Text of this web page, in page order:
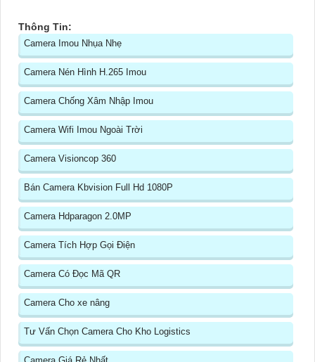
Thông Tin:
Camera Imou Nhụa Nhẹ
Camera Nén Hình H.265 Imou
Camera Chống Xâm Nhập Imou
Camera Wifi Imou Ngoài Trời
Camera Visioncop 360
Bán Camera Kbvision Full Hd 1080P
Camera Hdparagon 2.0MP
Camera Tích Hợp Gọi Điện
Camera Có Đọc Mã QR
Camera Cho xe nâng
Tư Vấn Chọn Camera Cho Kho Logistics